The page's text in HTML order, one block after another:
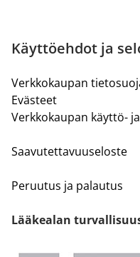
Käyttöehdot ja
Verkkokaupan
Evästeet
Verkkokaupan käyttö-
Saavutettavuuseloste
Peruutus ja palautus
Lääkealan